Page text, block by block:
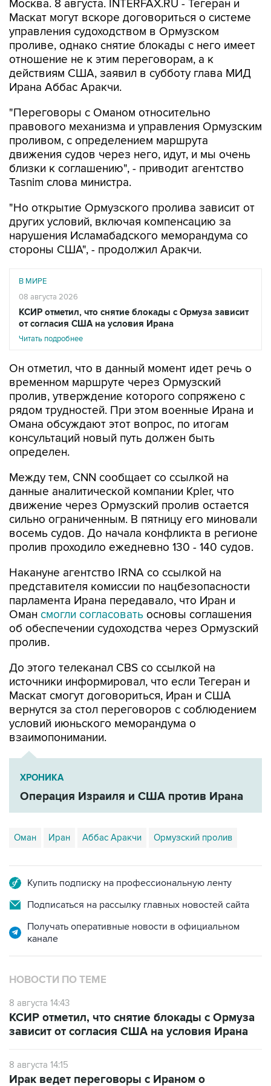
Москва. 8 августа. INTERFAX.RU - Тегеран и
Маскат могут вскоре договориться о системе
управления судоходством в Ормузском
проливе, однако снятие блокады с него имеет
отношение не к этим переговорам, а к
действиям США, заявил в субботу глава МИД
Ирана Аббас Аракчи.
"Переговоры с Оманом относительно
правового механизма и управления Ормузским
проливом, с определением маршрута
движения судов через него, идут, и мы очень
близки к соглашению", - приводит агентство
Tasnim слова министра.
"Но открытие Ормузского пролива зависит от
других условий, включая компенсацию за
нарушения Исламабадского меморандума со
стороны США", - продолжил Аракчи.
В МИРЕ
08 августа 2026
КСИР отметил, что снятие блокады с Ормуза зависит
от согласия США на условия Ирана
Читать подробнее
Он отметил, что в данный момент идет речь о
временном маршруте через Ормузский
пролив, утверждение которого сопряжено с
рядом трудностей. При этом военные Ирана и
Омана обсуждают этот вопрос, по итогам
консультаций новый путь должен быть
определен.
Между тем, CNN сообщает со ссылкой на
данные аналитической компании Kpler, что
движение через Ормузский пролив остается
сильно ограниченным. В пятницу его миновали
восемь судов. До начала конфликта в регионе
пролив проходило ежедневно 130 - 140 судов.
Накануне агентство IRNA со ссылкой на
представителя комиссии по нацбезопасности
парламента Ирана передавало, что Иран и
Оман смогли согласовать основы соглашения
об обеспечении судоходства через Ормузский
пролив.
До этого телеканал CBS со ссылкой на
источники информировал, что если Тегеран и
Маскат смогут договориться, Иран и США
вернутся за стол переговоров с соблюдением
условий июньского меморандума о
взаимопонимании.
ХРОНИКА
Операция Израиля и США против Ирана
Оман Иран Аббас Аракчи Ормузский пролив
Купить подписку на профессиональную ленту
Подписаться на рассылку главных новостей сайта
Получать оперативные новости в официальном
канале
НОВОСТИ ПО ТЕМЕ
8 августа 14:43
КСИР отметил, что снятие блокады с Ормуза
зависит от согласия США на условия Ирана
8 августа 14:15
Ирак ведет переговоры с Ираном о